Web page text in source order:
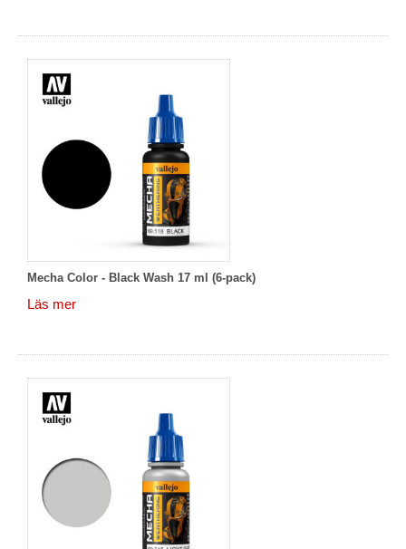
Mecha Color - Black Wash 17 ml (6-pack)
Läs mer